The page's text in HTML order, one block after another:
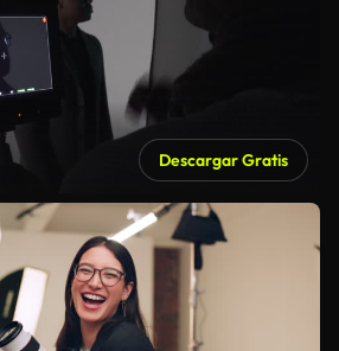
Descargar Gratis